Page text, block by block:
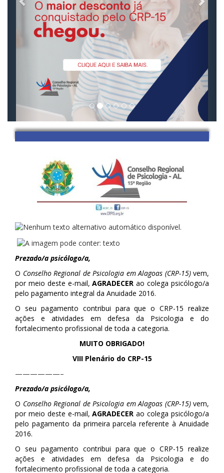
Prezado/a psicólogo/a,
O Conselho Regional de Psicologia em Alagoas (CRP-15)vem,
por meio deste e-mail,AGRADECER ao colega psicólogo/a
pelo pagamento integral da Anuidade 2016.
O seu pagamento contribui para que o CRP-15 realize
ações e atividades em defesa da Psicologia e do
fortalecimento profissional de toda a categoria.
MUITO OBRIGADO!
VIII Plenário do CRP-15
——————–
Prezado/a psicólogo/a,
O Conselho Regional de Psicologia em Alagoas (CRP-15)vem,
por meio deste e-mail,AGRADECER ao colega psicólogo/a
pelo pagamento da primeira parcela referente à Anuidade
2016.
O seu pagamento contribui para que o CRP-15 realize
ações e atividades em defesa da Psicologia e do
fortalecimento profissional de toda a categoria.